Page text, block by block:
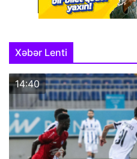
Xəbər Lenti
14:40